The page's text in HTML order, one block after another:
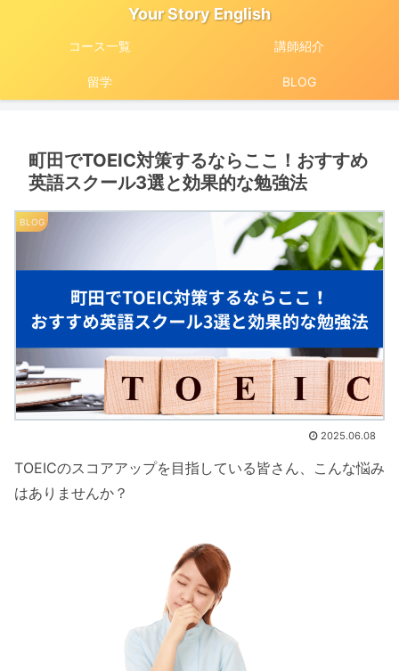
Your Story English
コース一覧 講師紹介
留学 BLOG
町田でTOEIC対策するならここ！おすすめ
英語スクール3選と効果的な勉強法
BLOG
2025.06.08
TOEICのスコアアップを目指している皆さん、こんな悩み
はありませんか？